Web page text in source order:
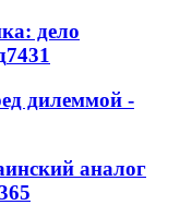
дело
7431
дилеммой -
аналог